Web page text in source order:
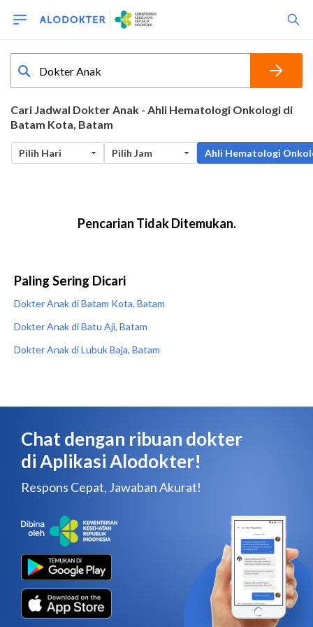
Paling Sering Dicari
Dokter Anak di Batam Kota, Batam
Dokter Anak di Batu Aji, Batam
Dokter Anak di Lubuk Baja, Batam